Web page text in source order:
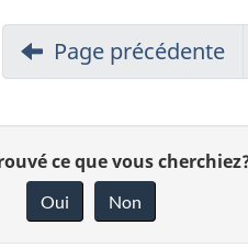
Page précédente
ce que vous
Oui Non